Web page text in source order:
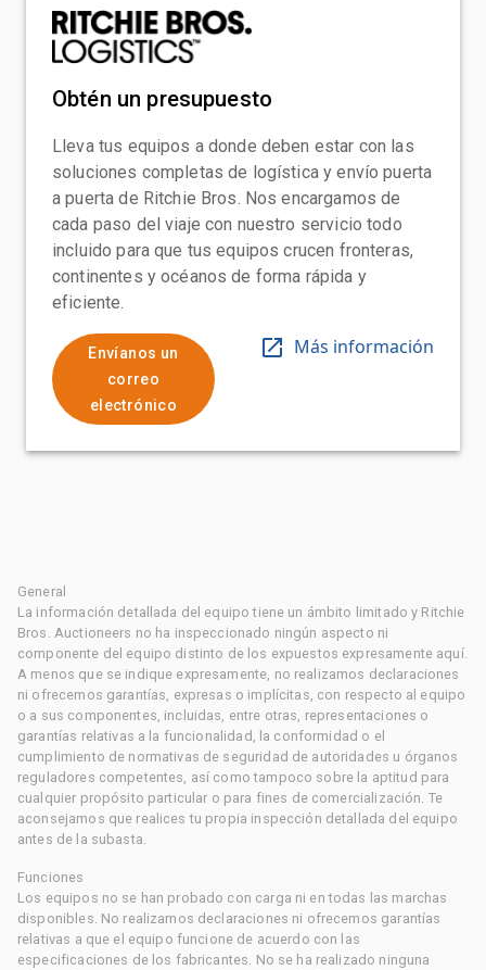
Obtén un presupuesto
Lleva tus equipos a donde deben estar con las
soluciones completas de logística y envío puerta
a puerta de Ritchie Bros. Nos encargamos de
cada paso del viaje con nuestro servicio todo
incluido para que tus equipos crucen fronteras,
continentes y océanos de forma rápida y
eficiente.
Envíanos un
correo
electrónico
Más información
General
La información detallada del equipo tiene un ámbito limitado y Ritchie
Bros. Auctioneers no ha inspeccionado ningún aspecto ni
componente del equipo distinto de los expuestos expresamente aquí.
A menos que se indique expresamente, no realizamos declaraciones
ni ofrecemos garantías, expresas o implícitas, con respecto al equipo
o a sus componentes, incluidas, entre otras, representaciones o
garantías relativas a la funcionalidad, la conformidad o el
cumplimiento de normativas de seguridad de autoridades u órganos
reguladores competentes, así como tampoco sobre la aptitud para
cualquier propósito particular o para fines de comercialización. Te
aconsejamos que realices tu propia inspección detallada del equipo
antes de la subasta.
Funciones
Los equipos no se han probado con carga ni en todas las marchas
disponibles. No realizamos declaraciones ni ofrecemos garantías
relativas a que el equipo funcione de acuerdo con las
especificaciones de los fabricantes. No se ha realizado ninguna